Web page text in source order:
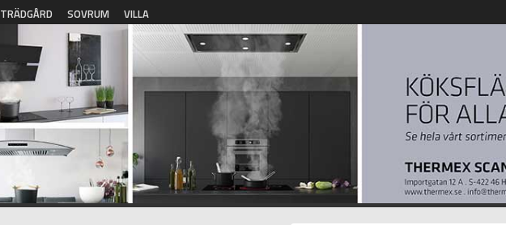
TRÄDGÅRD SOVRUM VILLA